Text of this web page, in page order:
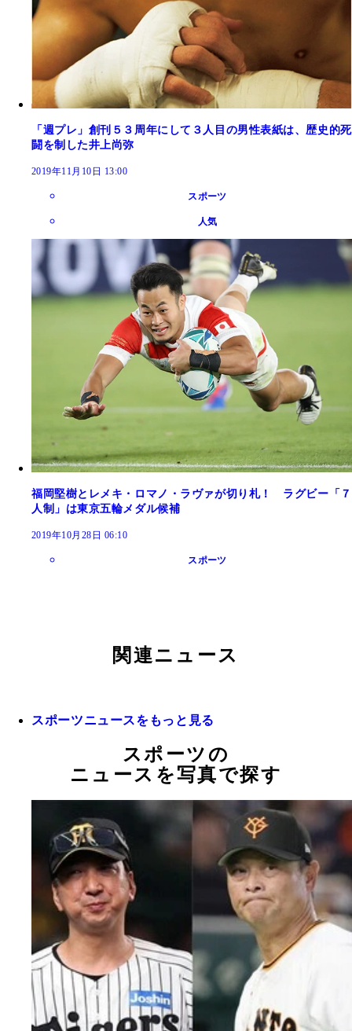
「週プレ」創刊５３周年にして３人目の男性表紙は、歴史的死
闘を制した井上尚弥
2019年11月10日 13:00
スポーツ
人気
福岡堅樹とレメキ・ロマノ・ラヴァが切り札！ ラグビー「７
人制」は東京五輪メダル候補
2019年10月28日 06:10
スポーツ
関連ニュース
スポーツニュースをもっと見る
スポーツの
ニュースを写真で探す